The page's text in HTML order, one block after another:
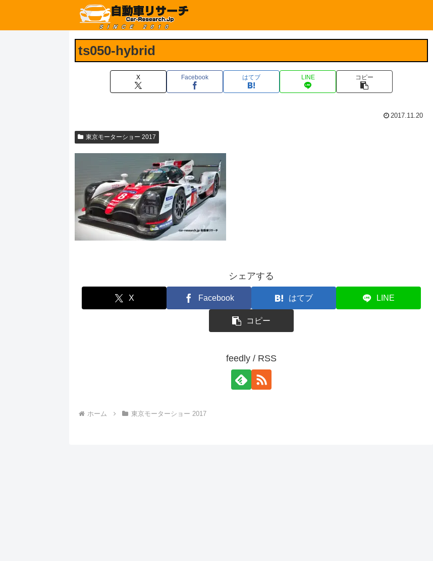
ts050-hybrid
X Facebook はてブ LINE コピー
2017.11.20
東京モーターショー 2017
シェアする
X Facebook はてブ LINE
コピー
feedly / RSS
ホーム 東京モーターショー 2017